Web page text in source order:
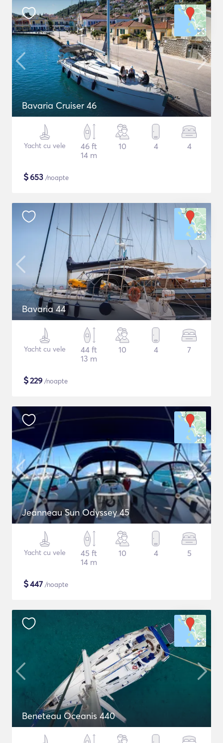
Bavaria Cruiser 46
Yacht cu vele
46 ft
14 m
10 4 4
$653 /noapte
Bavaria 44
Yacht cu vele
44 ft
13 m
10 4 7
$229 /noapte
Jeanneau Sun Odyssey 45
Yacht cu vele
45 ft
14 m
10 4 5
$447 /noapte
Beneteau Oceanis 440